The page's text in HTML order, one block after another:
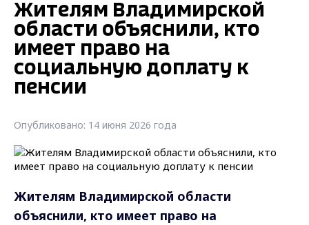
Жителям Владимирской
области объяснили, кто
имеет право на
социальную доплату к
пенсии
Опубликовано: 14 июня 2026 года
Жителям Владимирской области
объяснили, кто имеет право на